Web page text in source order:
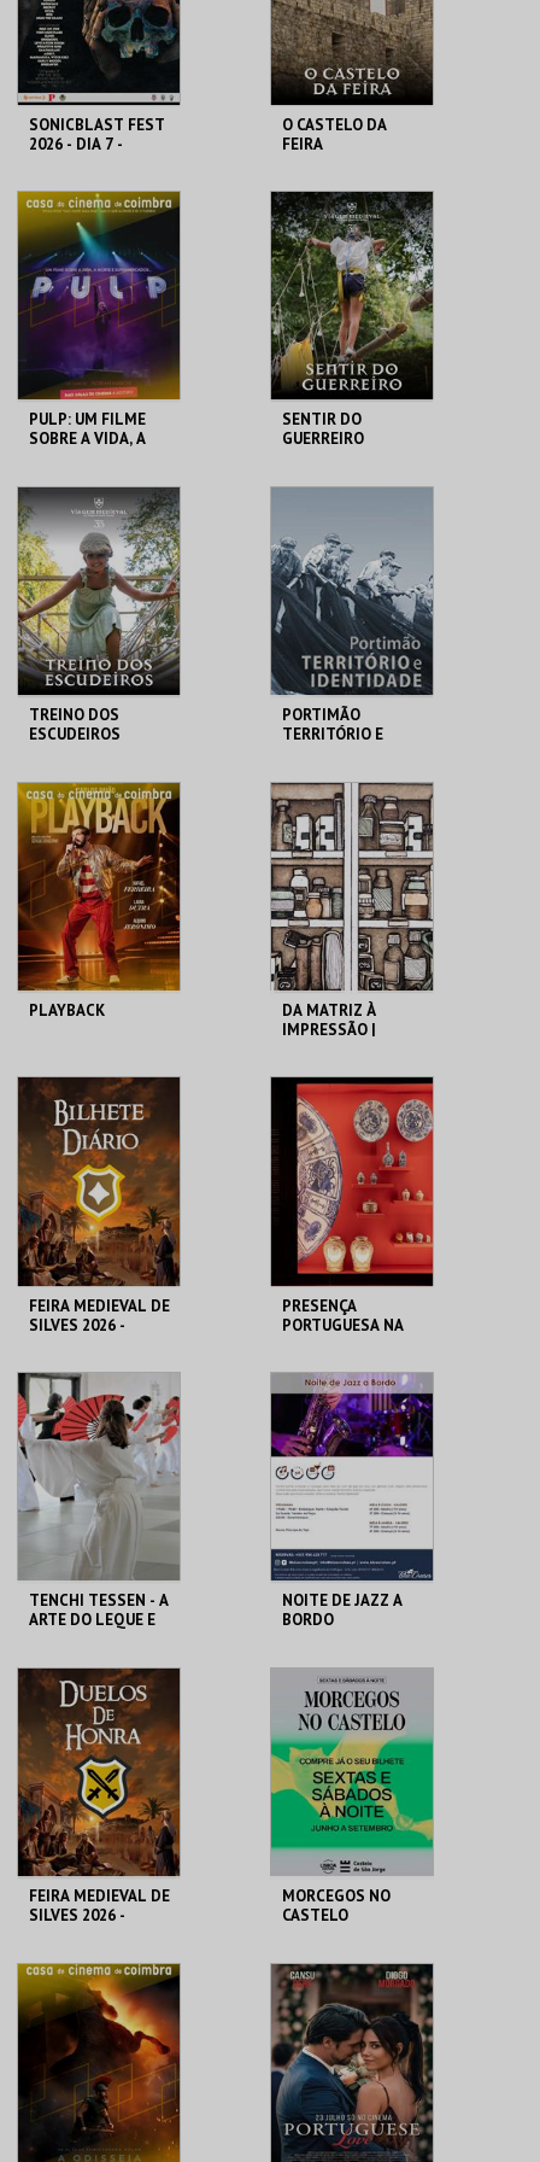
COMPRAR COMPRAR
SONICBLAST FEST
2026 - DIA 7 -
PRAIA DUNA DO
CALDEIRÃO
MAIS INFO
COMPRAR
O CASTELO DA
FEIRA
SANTA MARIA DA
FEIRA
MAIS INFO
COMPRAR
PULP: UM FILME
SOBRE A VIDA, A
CASA DO CINEMA
DE COIMBRA
MAIS INFO
COMPRAR
SENTIR DO
GUERREIRO
MAIS INFO
COMPRAR
TREINO DOS
ESCUDEIROS
SANTA MARIA DA
FEIRA
MAIS INFO
COMPRAR
PORTIMÃO
TERRITÓRIO E
MUSEU DE
PORTIMÃO
MAIS INFO
COMPRAR
PLAYBACK
CASA DO CINEMA
DE COIMBRA
MAIS INFO
COMPRAR
DA MATRIZ À
IMPRESSÃO |
MUSEU DO ORIENTE.
MAIS INFO
INSCREVER
FEIRA MEDIEVAL DE
SILVES 2026 -
CENTRO HISTÓRICO
SILVES
MAIS INFO
COMPRAR
PRESENÇA
PORTUGUESA NA
MUSEU DO ORIENTE.
MAIS INFO
INSCREVER
TENCHI TESSEN - A
ARTE DO LEQUE E
MUSEU DO ORIENTE.
MAIS INFO
INSCREVER
NOITE DE JAZZ A
BORDO
BLUE CRUISES
MAIS INFO
COMPRAR
FEIRA MEDIEVAL DE
SILVES 2026 -
CENTRO HISTÓRICO
SILVES
MAIS INFO
COMPRAR
MORCEGOS NO
CASTELO
CASTELO DE SÃO
JORGE
MAIS INFO
COMPRAR